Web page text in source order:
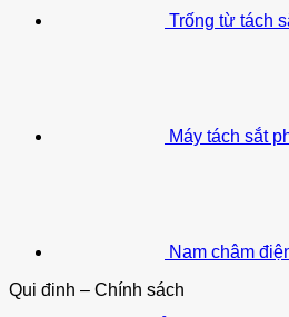
Trống từ tách
Máy tách sắt
Nam châm
Qui đinh – Chính sách